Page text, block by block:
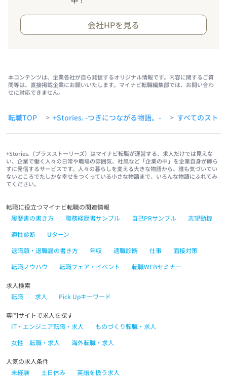
会社HPを見る
本コンテンツは、企業各社が自ら発信するオリジナル情報です。内容に関するご質
問等は、直接掲載企業にお願いいたします。マイナビ転職編集部では、お問い合わ
せに対応できません。
転職TOP > +Stories. -つぎにつながる物語。- > すべてのスト
+Stories.（プラスストーリーズ）はマイナビ転職が運営する、求人だけでは見えな
い、企業で働く人々の日常や職場の雰囲気、社風など「企業の中」を企業自身が飾ら
ずに発信するサービスです。人々の暮らしを変える大きな物語から、誰も気づいてい
ないところでたしかな幸せをつくっている小さな物語まで、いろんな物語にふれてみ
てください。
転職に役立つマイナビ転職の関連情報
履歴書の書き方
職務経歴書サンプル 自己PRサンプル
志望動機
適性診断
Uターン
退職願・退職届の書き方
年収 適職診断 仕事
面接対策
転職ノウハウ
転職フェア・イベント 転職WEBセミナー
求人検索
転職
求人 Pick Upキーワード
専門サイトで求人を探す
IT・エンジニア転職・求人
ものづくり転職・求人
女性 転職・求人
海外転職・求人
人気の求人条件
未経験
土日休み 英語を扱う求人